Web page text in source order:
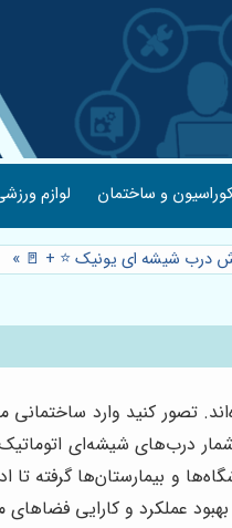
و ساختمان لوازم
درب شیشه ای یونیک ⭐️ + 🚪 »
تصور کنید وارد
درب‌های شیشه‌ای
و بیمارستان‌ها گرفته تا
بهبود عملکرد و کارایی